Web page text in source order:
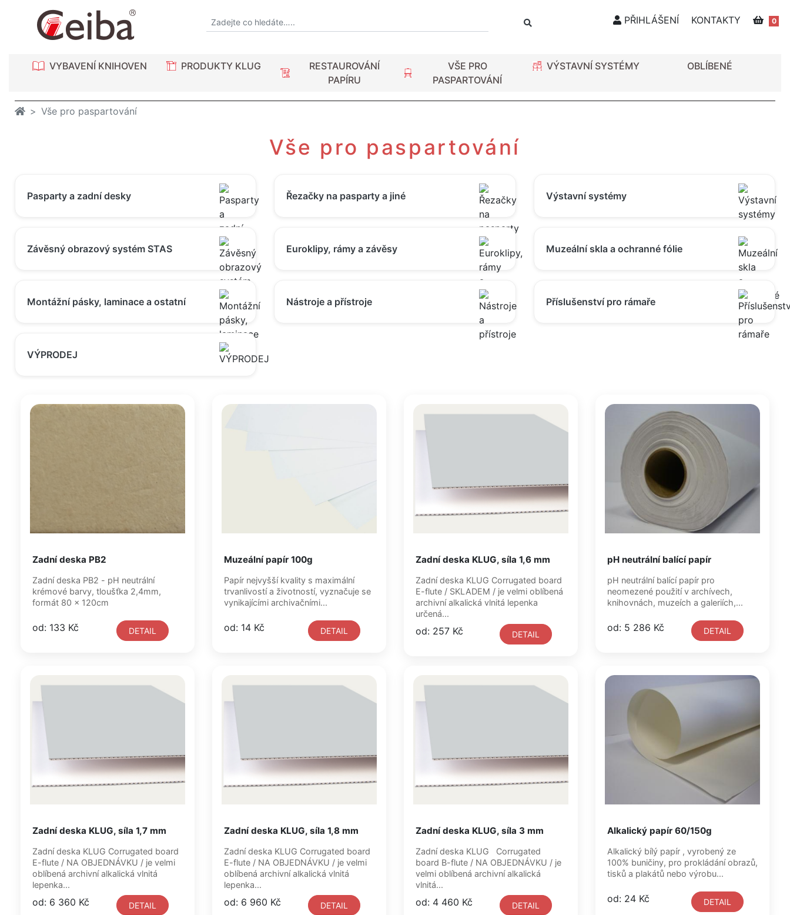
PŘIHLÁŠENÍ KONTAKTY 0
VYBAVENÍ KNIHOVEN PRODUKTY KLUG
RESTAUROVÁNÍ
PAPÍRU
VŠE PRO
PASPARTOVÁNÍ
VÝSTAVNÍ SYSTÉMY OBLÍBENÉ
Vše pro paspartování
Vše pro paspartování
Pasparty a zadní desky Řezačky na pasparty a jiné Výstavní systémy
Závěsný obrazový systém STAS Euroklipy, rámy a závěsy Muzeální skla a ochranné fólie
Montážní pásky, laminace a ostatní Nástroje a přístroje Příslušenství pro rámaře
VÝPRODEJ
Zadní deska PB2
Zadní deska PB2 - pH neutrální
krémové barvy, tloušťka 2,4mm,
formát 80 x 120cm
od: 133 Kč DETAIL
Muzeální papír 100g
Papír nejvyšší kvality s maximální
trvanlivostí a životností, vyznačuje se
vynikajícími archivačními...
od: 14 Kč DETAIL
Zadní deska KLUG, síla 1,6 mm
Zadní deska KLUG Corrugated board
E-flute / SKLADEM / je velmi oblíbená
archivní alkalická vlnitá lepenka
určená...
od: 257 Kč DETAIL
pH neutrální balící papír
pH neutrální balící papír pro
neomezené použití v archívech,
knihovnách, muzeích a galeriích,...
od: 5 286 Kč DETAIL
Zadní deska KLUG, síla 1,7 mm
Zadní deska KLUG Corrugated board
E-flute / NA OBJEDNÁVKU / je velmi
oblíbená archivní alkalická vlnitá
lepenka...
od: 6 360 Kč DETAIL
Zadní deska KLUG, síla 1,8 mm
Zadní deska KLUG Corrugated board
E-flute / NA OBJEDNÁVKU / je velmi
oblíbená archivní alkalická vlnitá
lepenka...
od: 6 960 Kč DETAIL
Zadní deska KLUG, síla 3 mm
Zadní deska KLUG Corrugated
board B-flute / NA OBJEDNÁVKU / je
velmi oblíbená archivní alkalická
vlnitá...
od: 4 460 Kč DETAIL
Alkalický papír 60/150g
Alkalický bílý papír , vyrobený ze
100% buničiny, pro prokládání obrazů,
tisků a plakátů nebo výrobu...
od: 24 Kč DETAIL